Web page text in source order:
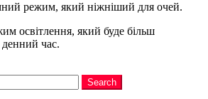
режим, який ніжніший для очей.
освітлення, який буде більш
час.
Search